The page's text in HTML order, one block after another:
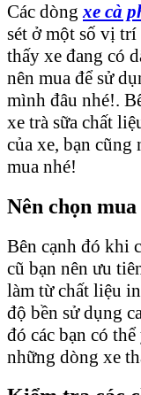
Các dòngxe cà
sét ở một số vị
thấy xe đang có
nên mua để sử
mình đâu nhé!.
xe trà sữa chất
của xe, bạn cũng
mua nhé!
Nên chọn
Bên cạnh đó khi
cũ bạn nên ưu
làm từ chất liệu
độ bền sử dụng
đó các bạn có
những dòng xe